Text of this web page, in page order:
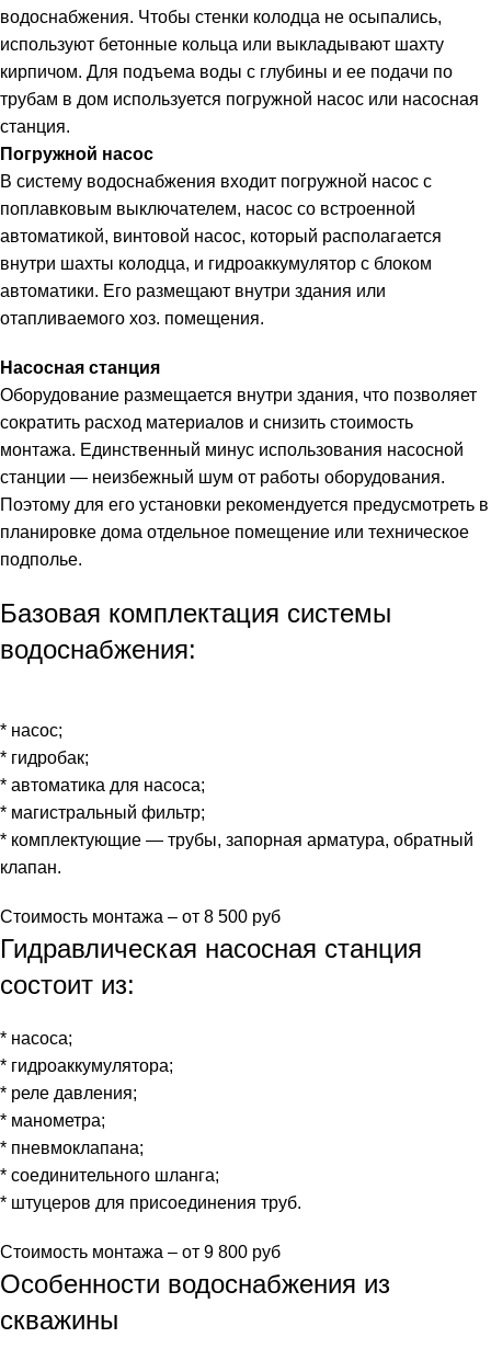
водоснабжения. Чтобы стенки колодца не осыпались,
используют бетонные кольца или выкладывают шахту
кирпичом. Для подъема воды с глубины и ее подачи по
трубам в дом используется погружной насос или насосная
станция.
Погружной насос
В систему водоснабжения входит погружной насос с
поплавковым выключателем, насос со встроенной
автоматикой, винтовой насос, который располагается
внутри шахты колодца, и гидроаккумулятор с блоком
автоматики. Его размещают внутри здания или
отапливаемого хоз. помещения.
Насосная станция
Оборудование размещается внутри здания, что позволяет
сократить расход материалов и снизить стоимость
монтажа. Единственный минус использования насосной
станции — неизбежный шум от работы оборудования.
Поэтому для его установки рекомендуется предусмотреть в
планировке дома отдельное помещение или техническое
подполье.
Базовая комплектация системы
водоснабжения:
* насос;
* гидробак;
* автоматика для насоса;
* магистральный фильтр;
* комплектующие — трубы, запорная арматура, обратный
клапан.
Стоимость монтажа – от 8 500 руб
Гидравлическая насосная станция
состоит из:
* насоса;
* гидроаккумулятора;
* реле давления;
* манометра;
* пневмоклапана;
* соединительного шланга;
* штуцеров для присоединения труб.
Стоимость монтажа – от 9 800 руб
Особенности водоснабжения из
скважины